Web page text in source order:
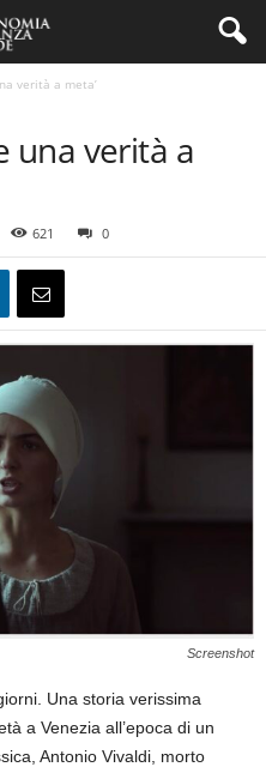
verità a meta’
una verità a
621 0
Screenshot
Una storia verissima
a Venezia all’epoca di un
Antonio Vivaldi, morto